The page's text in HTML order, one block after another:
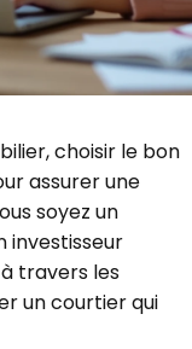
choisir le bon
assurer une
soyez un
investisseur
travers les
un courtier qui